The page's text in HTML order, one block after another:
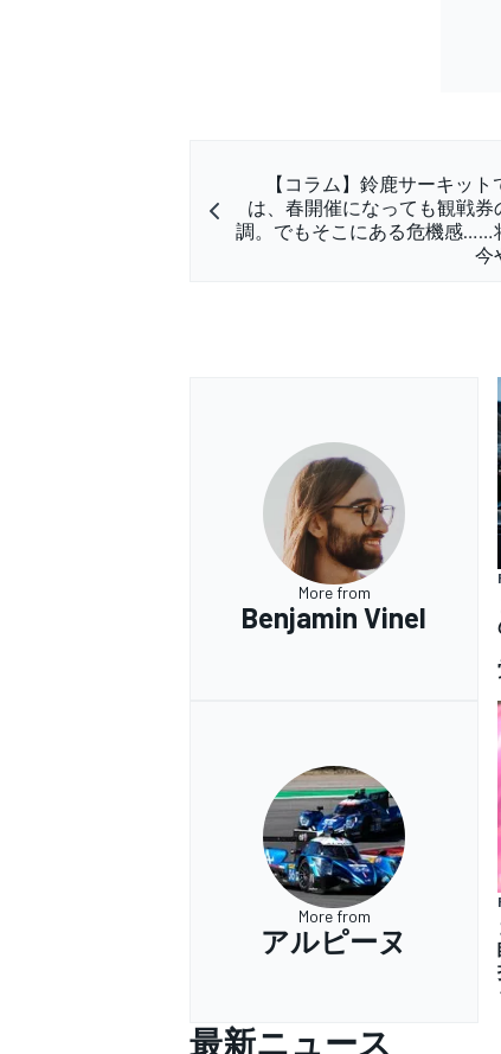
【コラム】鈴鹿サーキット
は、春開催になっても観戦券
調。でもそこにある危機感……
今
More from
Benjamin Vinel
More from
アルピーヌ
最新ニュース